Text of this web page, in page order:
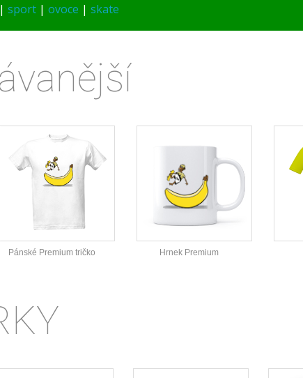
| sport | ovoce | skate
Pánské Premium tričko Hrnek Premium